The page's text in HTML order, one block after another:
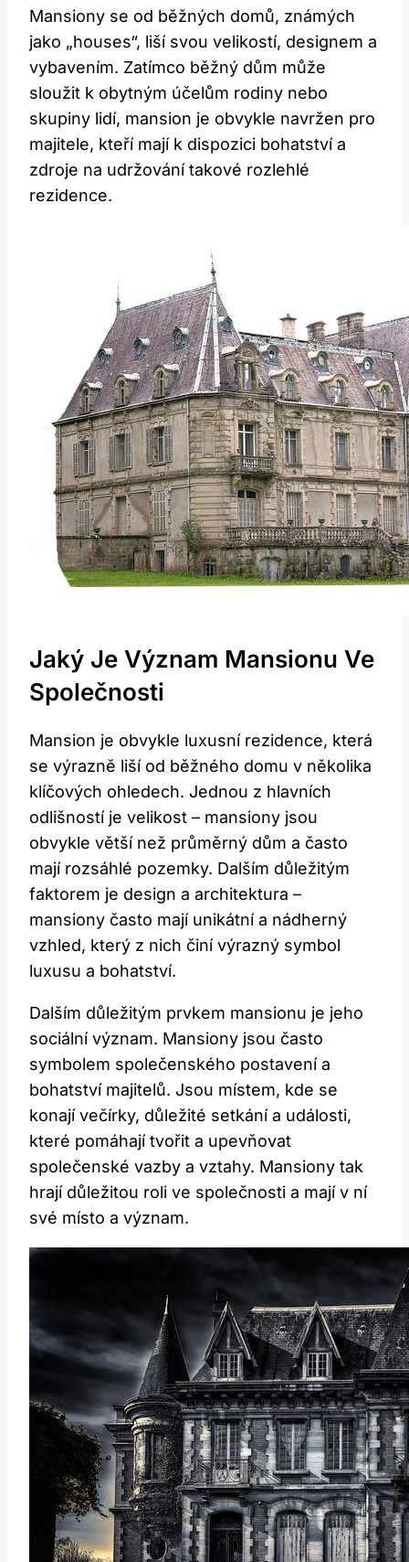
Mansiony se od běžných domů, známých
jako „houses“, liší svou velikostí, designem a
vybavením. Zatímco běžný dům může
sloužit k obytným účelům rodiny nebo
skupiny lidí, mansion je obvykle navržen pro
majitele, kteří mají k dispozici bohatství a
zdroje na udržování takové rozlehlé
rezidence.
Jaký Je Význam Mansionu Ve
Společnosti
Mansion je obvykle luxusní rezidence, která
se výrazně liší od běžného domu v několika
klíčových ohledech. Jednou z hlavních
odlišností je velikost – mansiony jsou
obvykle větší než průměrný dům a často
mají rozsáhlé pozemky. Dalším důležitým
faktorem je design a architektura –
mansiony často mají unikátní a nádherný
vzhled, který z nich činí výrazný symbol
luxusu a bohatství.
Dalším důležitým prvkem mansionu je jeho
sociální význam. Mansiony jsou často
symbolem společenského postavení a
bohatství majitelů. Jsou místem, kde se
konají večírky, důležité setkání a události,
které pomáhají tvořit a upevňovat
společenské vazby a vztahy. Mansiony tak
hrají důležitou roli ve společnosti a mají v ní
své místo a význam.